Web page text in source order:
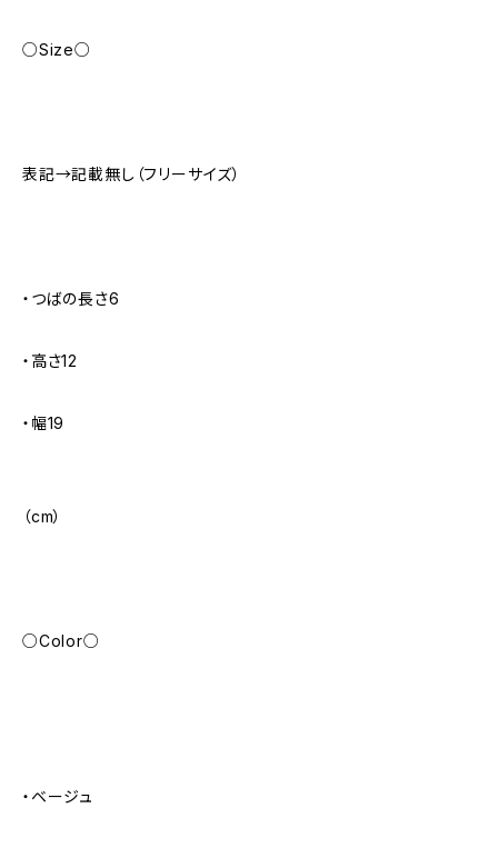
○Size○
表記→記載無し（フリーサイズ）
・つばの長さ6
・高さ12
・幅19
（cm）
○Color○
・ベージュ